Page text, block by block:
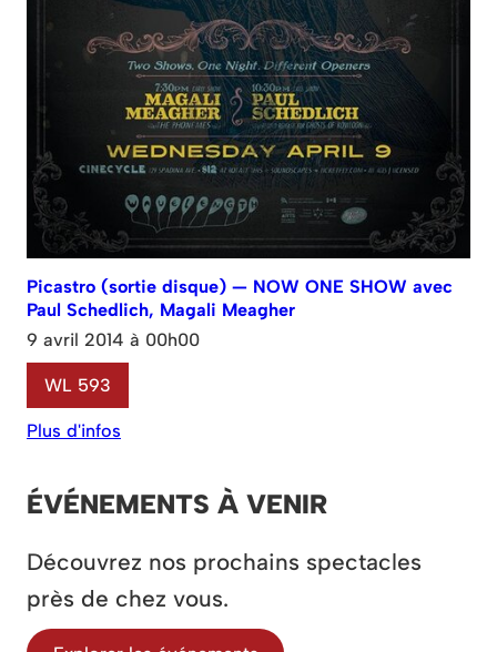
Picastro (sortie disque) — NOW ONE SHOW avec
Paul Schedlich, Magali Meagher
9 avril 2014 à 00h00
WL 593
Plus d'infos
ÉVÉNEMENTS À VENIR
Découvrez nos prochains spectacles
près de chez vous.